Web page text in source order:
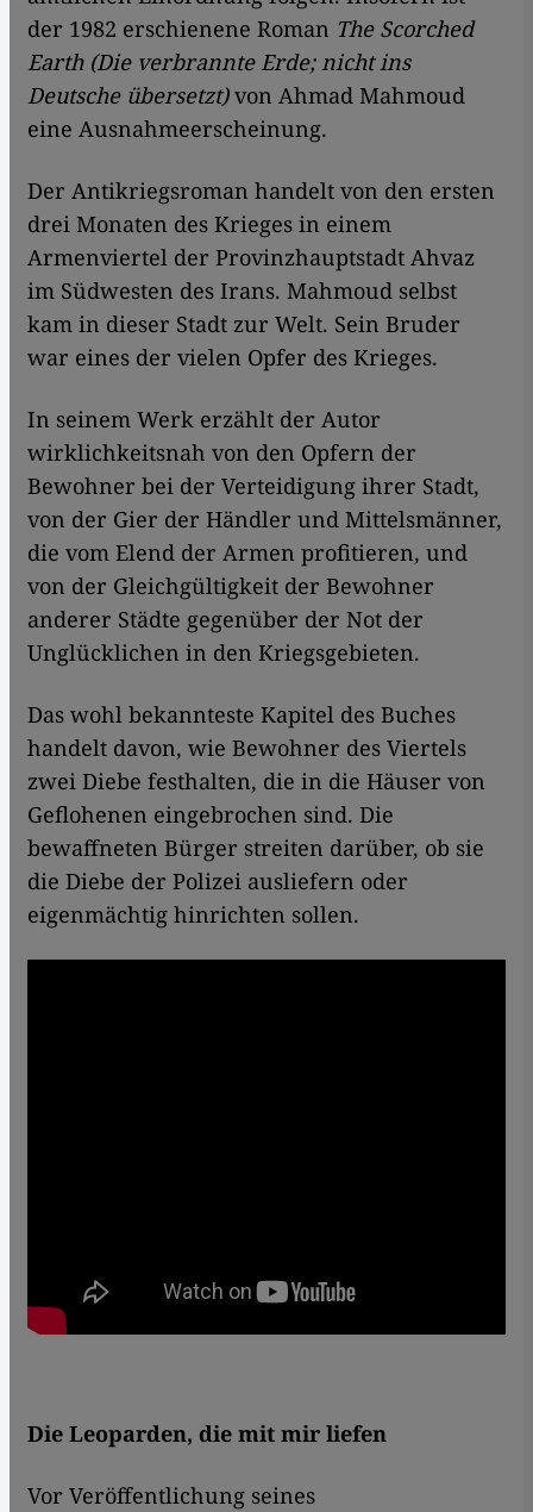
der 1982 erschienene Roman The Scorched
Earth (Die verbrannte Erde; nicht ins
Deutsche übersetzt)von Ahmad Mahmoud
eine Ausnahmeerscheinung.
Der Antikriegsroman handelt von den ersten
drei Monaten des Krieges in einem
Armenviertel der Provinzhauptstadt Ahvaz
im Südwesten des Irans. Mahmoud selbst
kam in dieser Stadt zur Welt. Sein Bruder
war eines der vielen Opfer des Krieges.
In seinem Werk erzählt der Autor
wirklichkeitsnah von den Opfern der
Bewohner bei der Verteidigung ihrer Stadt,
von der Gier der Händler und Mittelsmänner,
die vom Elend der Armen profitieren, und
von der Gleichgültigkeit der Bewohner
anderer Städte gegenüber der Not der
Unglücklichen in den Kriegsgebieten.
Das wohl bekannteste Kapitel des Buches
handelt davon, wie Bewohner des Viertels
zwei Diebe festhalten, die in die Häuser von
Geflohenen eingebrochen sind. Die
bewaffneten Bürger streiten darüber, ob sie
die Diebe der Polizei ausliefern oder
eigenmächtig hinrichten sollen.
Die Leoparden, die mit mir liefen
Vor Veröffentlichung seines